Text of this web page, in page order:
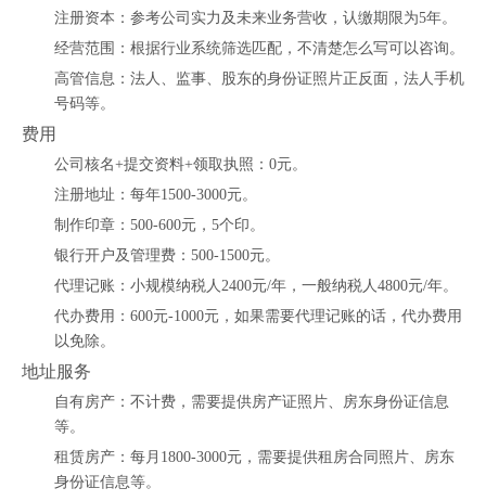
注册资本：参考公司实力及未来业务营收，认缴期限为5年。
经营范围：根据行业系统筛选匹配，不清楚怎么写可以咨询。
高管信息：法人、监事、股东的身份证照片正反面，法人手机
号码等。
费用
公司核名+提交资料+领取执照：0元。
注册地址：每年1500-3000元。
制作印章：500-600元，5个印。
银行开户及管理费：500-1500元。
代理记账：小规模纳税人2400元/年，一般纳税人4800元/年。
代办费用：600元-1000元，如果需要代理记账的话，代办费用
以免除。
地址服务
自有房产：不计费，需要提供房产证照片、房东身份证信息
等。
租赁房产：每月1800-3000元，需要提供租房合同照片、房东
身份证信息等。